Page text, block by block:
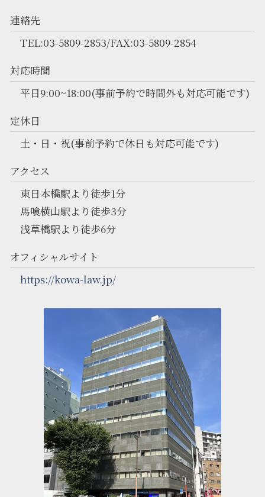
連絡先
TEL:03-5809-2853/FAX:03-5809-2854
対応時間
平日9:00~18:00(事前予約で時間外も対応可能です)
定休日
土・日・祝(事前予約で休日も対応可能です)
アクセス
東日本橋駅より徒歩1分
馬喰横山駅より徒歩3分
浅草橋駅より徒歩6分
オフィシャルサイト
https://kowa-law.jp/